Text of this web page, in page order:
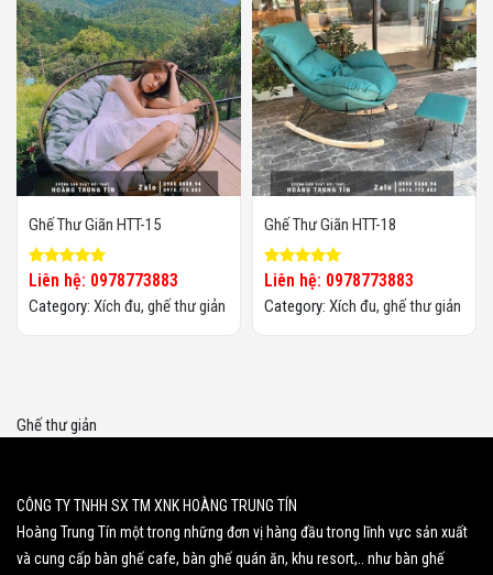
Ghế Thư Giãn HTT-15
Liên hệ: 0978773883
Category: Xích đu, ghế thư giản
Ghế Thư Giãn HTT-18
Liên hệ: 0978773883
Category: Xích đu, ghế thư giản
Ghế thư giản
CÔNG TY TNHH SX TM XNK HOÀNG TRUNG TÍN
Hoàng Trung Tín một trong những đơn vị hàng đầu trong lĩnh vực sản xuất
và cung cấp bàn ghế cafe, bàn ghế quán ăn, khu resort,.. như bàn ghế